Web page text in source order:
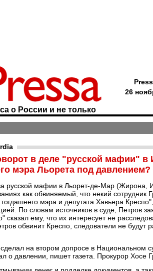
о России и не только
26
в деле "русской мафии" в
мэра Льорета под давлением?
русской мафии в Льорет-де-Мар (Жирона,
как обвиняемый, что некий сотрудник
мэра и депутата Хавьера
По словам источников в суде, Петров
сказал ему, что их интересует не
обвинит Креспо, следователи не будут
на втором допросе в Национальном
о давлении, пишет газета. Прокурор Хосе